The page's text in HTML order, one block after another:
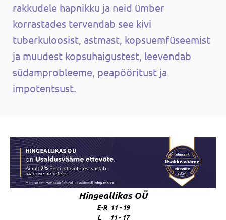
rakkudele hapnikku ja neid ümber
korrastades tervendab see kivi
tuberkuloosist, astmast, kopsuemfüseemist
ja muudest kopsuhaigustest, leevendab
südamprobleeme, peapööritust ja
impotentsust.
Hingeallikas OÜ
E-R 11 - 19
L 11 - 17